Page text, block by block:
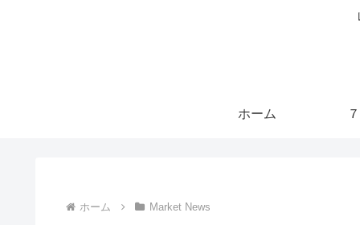
ホーム
ホーム Market News